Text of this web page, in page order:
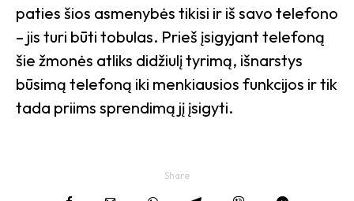
paties šios asmenybės tikisi ir iš savo telefono
– jis turi būti tobulas. Prieš įsigyjant telefoną
šie žmonės atliks didžiulį tyrimą, išnarstys
būsimą telefoną iki menkiausios funkcijos ir tik
tada priims sprendimą jį įsigyti.
Share